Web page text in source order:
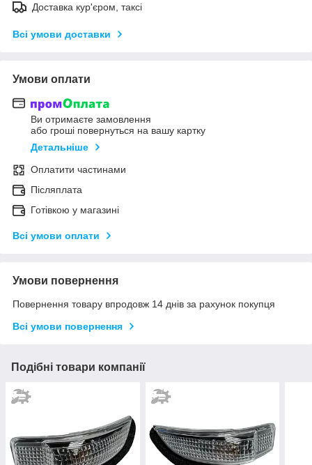
Доставка кур'єром, таксі
Всі умови доставки
Умови оплати
Ви отримаєте замовлення
або гроші повернуться на вашу картку
Детальніше
Оплатити частинами
Післяплата
Готівкою у магазині
Всі умови оплати
Умови повернення
Повернення товару впродовж 14 днів за рахунок покупця
Всі умови повернення
Подібні товари компанії